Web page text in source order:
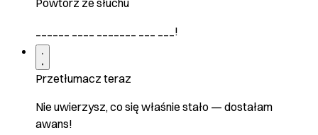
Powtórz ze słuchu
______ ____ _______ ___ ___!
Przetłumacz teraz
Nie uwierzysz, co się właśnie stało — dostałam
awans!